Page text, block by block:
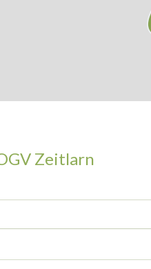
Zeitlarn